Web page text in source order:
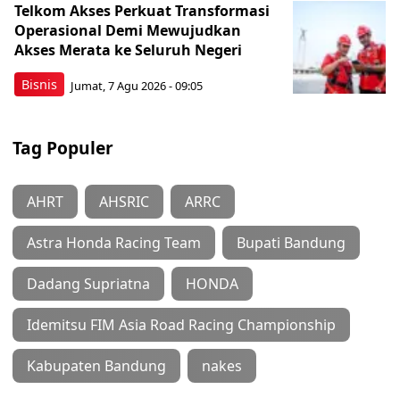
Bisnis
Telkom Akses Perkuat Transformasi
Operasional Demi Mewujudkan
Akses Merata ke Seluruh Negeri
Jumat, 7 Agu 2026 - 09:05
Tag Populer
AHRT AHSRIC ARRC
Astra Honda Racing Team Bupati Bandung
Dadang Supriatna HONDA
Idemitsu FIM Asia Road Racing Championship
Kabupaten Bandung nakes